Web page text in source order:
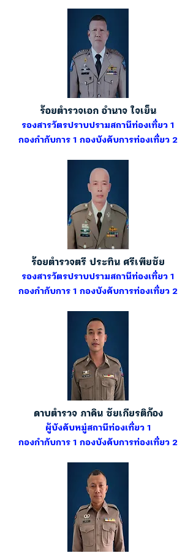
ร้อยตำรวจเอก อำนาจ ใจเย็น
รองสารวัตรปราบปรามสถานีท่องเที่ยว 1
กองกำกับการ 1 กองบังคับการท่องเที่ยว 2
ร้อยตำรวจตรี ประทิน ศรีเพียชัย
รองสารวัตรปราบปรามสถานีท่องเที่ยว 1
กองกำกับการ 1 กองบังคับการท่องเที่ยว 2
ดาบตำรวจ ภาคิน ชัยเกียรติก้อง
ผู้บังคับหมู่สถานีท่องเที่ยว 1
กองกำกับการ 1 กองบังคับการท่องเที่ยว 2